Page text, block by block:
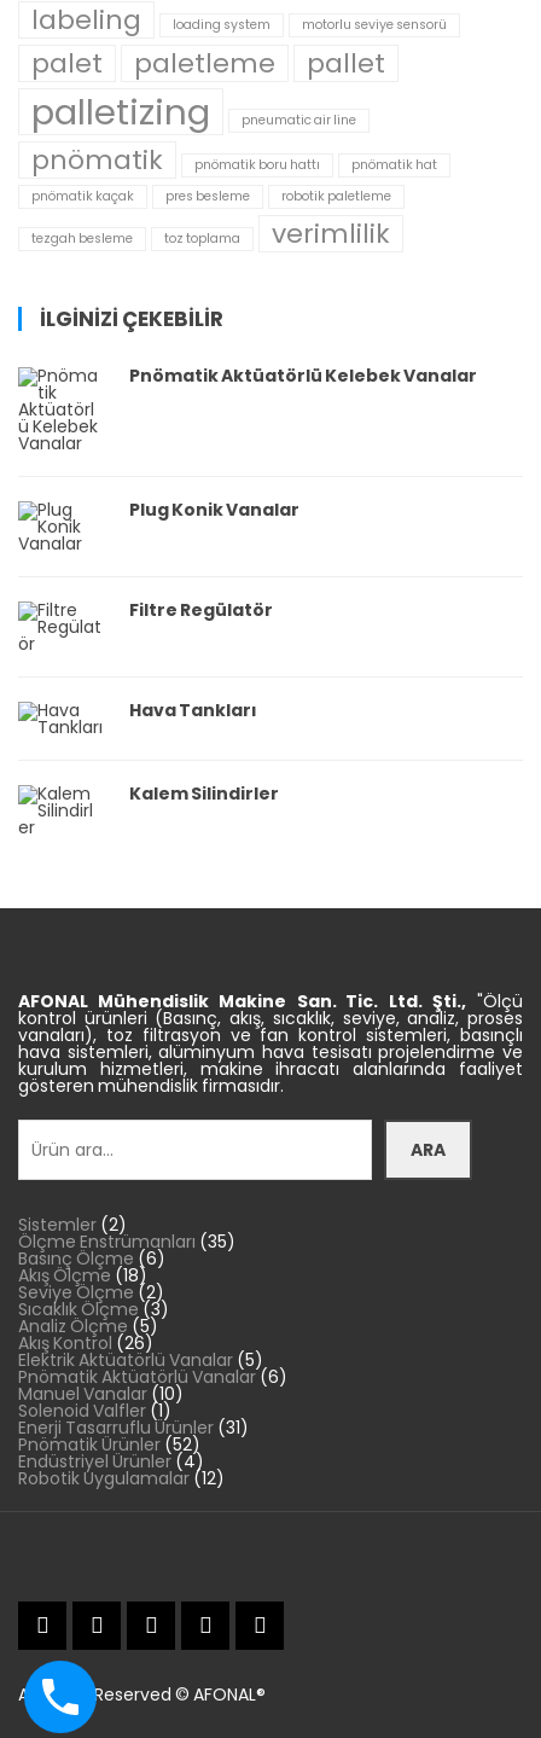
labeling loading system motorlu seviye sensorü
palet paletleme pallet
palletizing pneumatic air line
pnömatik pnömatik boru hattı
pnömatik hat
pnömatik kaçak
pres besleme robotik paletleme
tezgah besleme toz toplama verimlilik
İLGİNİZİ ÇEKEBİLİR
Pnömatik Aktüatörlü Kelebek Vanalar
Plug Konik Vanalar
Filtre Regülatör
Hava Tankları
Kalem Silindirler
AFONAL Mühendislik Makine San. Tic. Ltd. Şti., "Ölçü
kontrol ürünleri (Basınç, akış, sıcaklık, seviye, analiz, proses
vanaları), toz filtrasyon ve fan kontrol sistemleri, basınçlı
hava sistemleri, alüminyum hava tesisatı projelendirme ve
kurulum hizmetleri, makine ihracatı alanlarında faaliyet
gösteren mühendislik firmasıdır.
Ara
ARA
Sistemler 22
ürün
Ölçme Enstrümanları 3535
ürün
Basınç Ölçme 66
ürün
Akış Ölçme 1818
ürün
Seviye Ölçme 22
ürün
Sıcaklık Ölçme 33
ürün
Analiz Ölçme 55
ürün
Akış Kontrol 2626
ürün
Elektrik Aktüatörlü Vanalar 55
ürün
Pnömatik Aktüatörlü Vanalar 66
ürün
Manuel Vanalar 1010
ürün
Solenoid Valfler 11
ürün
Enerji Tasarruflu Ürünler 3131
ürün
Pnömatik Ürünler 5252
ürün
Endüstriyel Ürünler 44
ürün
Robotik Uygulamalar 1212
ürün
All Rights Reserved © AFONAL®